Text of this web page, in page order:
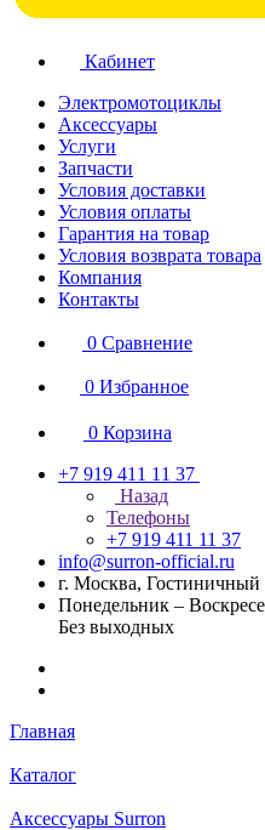
Кабинет
Электромотоциклы
Аксессуары
Услуги
Запчасти
Условия доставки
Условия оплаты
Гарантия на товар
Условия возврата товара
Компания
Контакты
0 Сравнение
0 Избранное
0 Корзина
+7 919 411 11 37
Назад
Телефоны
+7 919 411 11 37
info@surron-official.ru
г. Москва, Гостиничный
Понедельник –
Без выходных
Главная
Каталог
Аксессуары Surron